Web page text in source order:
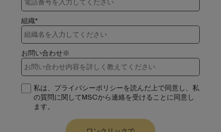
組織*
お問い合わせ※
私は、プライバシーポリシーを読んだ上で同意し、私
の質問に関してMSCから連絡を受けることに同意し
ます。